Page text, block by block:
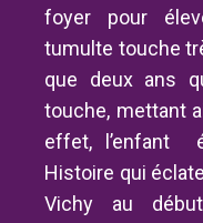
foyer pour
tumulte touche
que deux ans
touche, mettant
effet, l’enfant
Histoire qui
Vichy au